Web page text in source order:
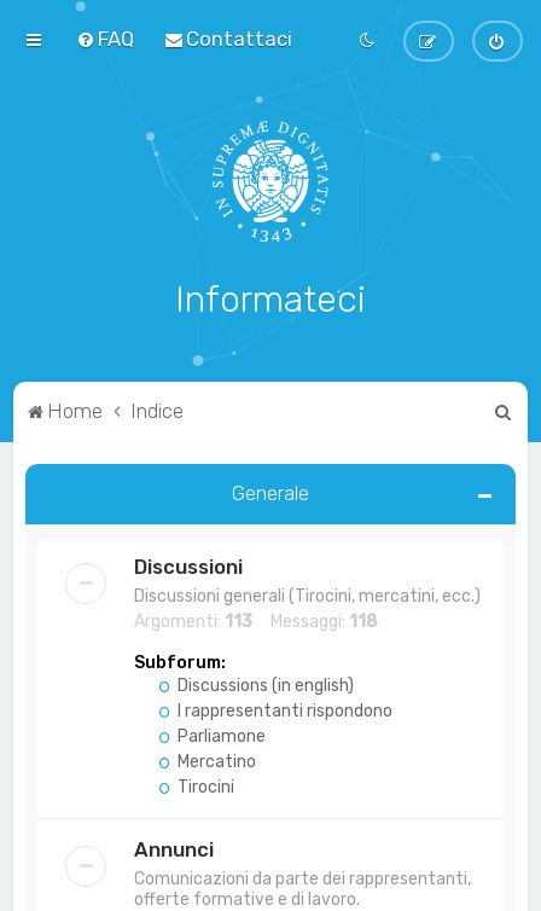
FAQ Contattaci
Informateci
Home Indice
r
Generale
Discussioni
Discussioni generali (Tirocini, mercatini, ecc.)
Argomenti: 113 Messaggi: 118
Subforum:
Discussions (in english)
I rappresentanti rispondono
Parliamone
Mercatino
Tirocini
Annunci
Comunicazioni da parte dei rappresentanti,
offerte formative e di lavoro.